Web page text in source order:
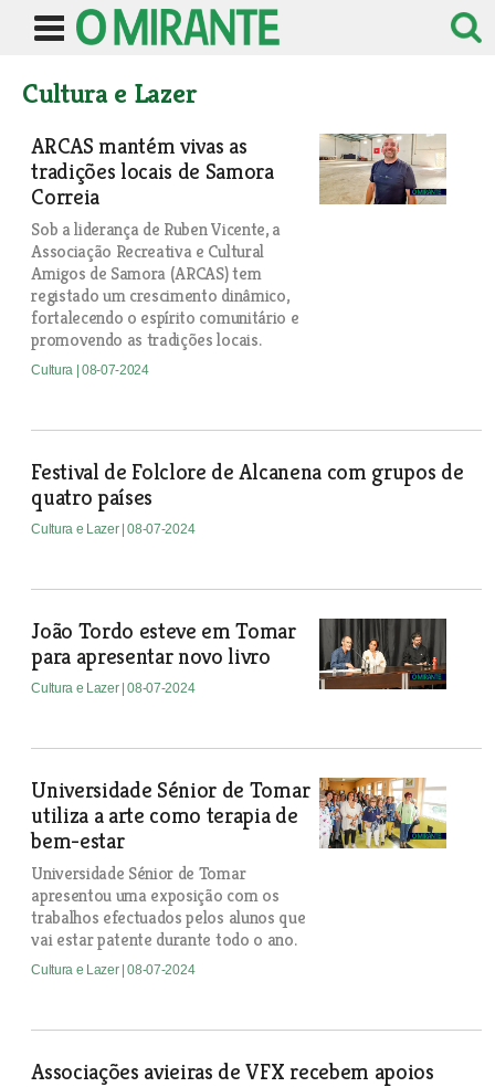
Cultura e Lazer
ARCAS mantém vivas as
tradições locais de Samora
Correia
Sob a liderança de Ruben Vicente, a
Associação Recreativa e Cultural
Amigos de Samora (ARCAS) tem
registado um crescimento dinâmico,
fortalecendo o espírito comunitário e
promovendo as tradições locais.
Cultura | 08-07-2024
Festival de Folclore de Alcanena com grupos de
quatro países
Cultura e Lazer | 08-07-2024
João Tordo esteve em Tomar
para apresentar novo livro
Cultura e Lazer | 08-07-2024
Universidade Sénior de Tomar
utiliza a arte como terapia de
bem-estar
Universidade Sénior de Tomar
apresentou uma exposição com os
trabalhos efectuados pelos alunos que
vai estar patente durante todo o ano.
Cultura e Lazer | 08-07-2024
Associações avieiras de VFX recebem apoios